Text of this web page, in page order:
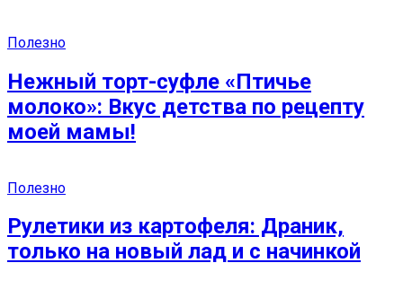
Полезно
Нежный торт-суфле «Птичье
молоко»: Вкус детства по рецепту
моей мамы!
Полезно
Рулетики из картофеля: Драник,
только на новый лад и с начинкой